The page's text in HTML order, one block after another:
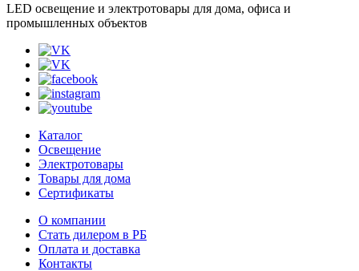
LED освещение и электротовары для дома, офиса и
промышленных объектов
Каталог
Освещение
Электротовары
Товары для дома
Сертификаты
О компании
Стать дилером в РБ
Оплата и доставка
Контакты